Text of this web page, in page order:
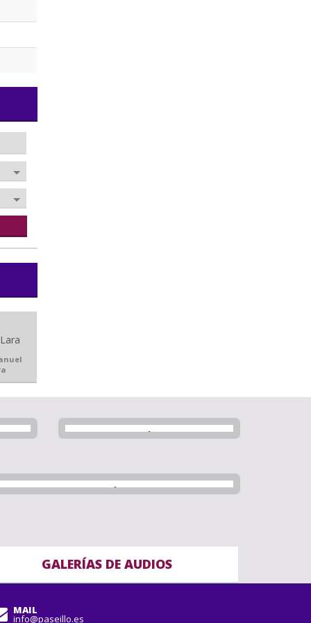
GALERÍAS DE AUDIOS
MAIL
info@paseillo.es